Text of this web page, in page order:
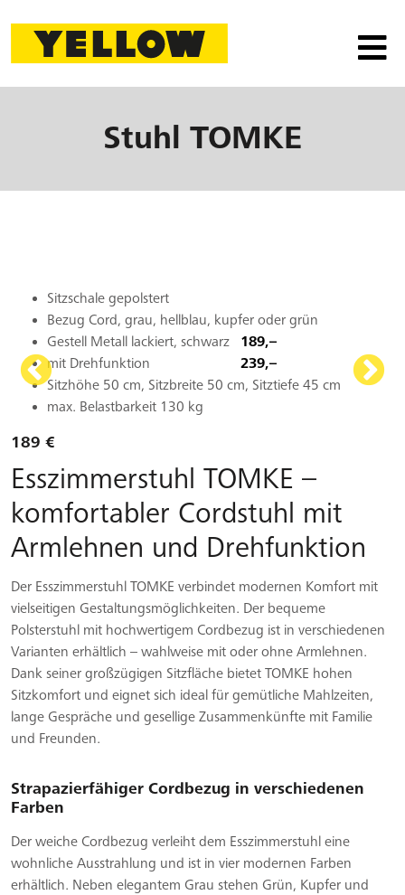
Stuhl TOMKE
Sitzschale gepolstert
Bezug Cord, grau, hellblau, kupfer oder grün
Gestell Metall lackiert, schwarz 189,–
mit Drehfunktion 239,–
Sitzhöhe 50 cm, Sitzbreite 50 cm, Sitztiefe 45 cm
max. Belastbarkeit 130 kg
189 €
Esszimmerstuhl TOMKE –
komfortabler Cordstuhl mit
Armlehnen und Drehfunktion
Der Esszimmerstuhl TOMKE verbindet modernen Komfort mit
vielseitigen Gestaltungsmöglichkeiten. Der bequeme
Polsterstuhl mit hochwertigem Cordbezug ist in verschiedenen
Varianten erhältlich – wahlweise mit oder ohne Armlehnen.
Dank seiner großzügigen Sitzfläche bietet TOMKE hohen
Sitzkomfort und eignet sich ideal für gemütliche Mahlzeiten,
lange Gespräche und gesellige Zusammenkünfte mit Familie
und Freunden.
Strapazierfähiger Cordbezug in verschiedenen
Farben
Der weiche Cordbezug verleiht dem Esszimmerstuhl eine
wohnliche Ausstrahlung und ist in vier modernen Farben
erhältlich. Neben elegantem Grau stehen Grün, Kupfer und